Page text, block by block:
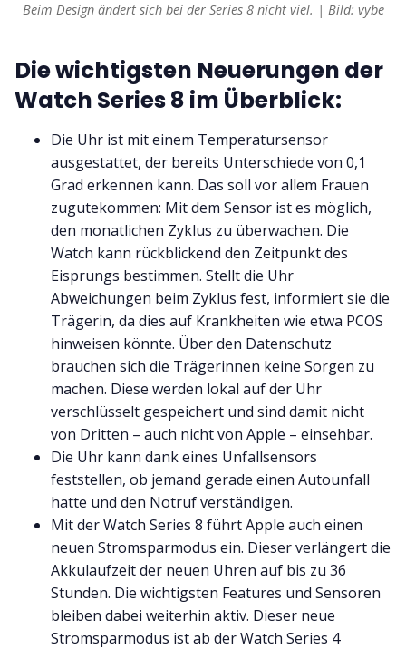
Beim Design ändert sich bei der Series 8 nicht viel. | Bild: vybe
Die wichtigsten Neuerungen der
Watch Series 8 im Überblick:
Die Uhr ist mit einem Temperatursensor
ausgestattet, der bereits Unterschiede von 0,1
Grad erkennen kann. Das soll vor allem Frauen
zugutekommen: Mit dem Sensor ist es möglich,
den monatlichen Zyklus zu überwachen. Die
Watch kann rückblickend den Zeitpunkt des
Eisprungs bestimmen. Stellt die Uhr
Abweichungen beim Zyklus fest, informiert sie die
Trägerin, da dies auf Krankheiten wie etwa PCOS
hinweisen könnte. Über den Datenschutz
brauchen sich die Trägerinnen keine Sorgen zu
machen. Diese werden lokal auf der Uhr
verschlüsselt gespeichert und sind damit nicht
von Dritten – auch nicht von Apple – einsehbar.
Die Uhr kann dank eines Unfallsensors
feststellen, ob jemand gerade einen Autounfall
hatte und den Notruf verständigen.
Mit der Watch Series 8 führt Apple auch einen
neuen Stromsparmodus ein. Dieser verlängert die
Akkulaufzeit der neuen Uhren auf bis zu 36
Stunden. Die wichtigsten Features und Sensoren
bleiben dabei weiterhin aktiv. Dieser neue
Stromsparmodus ist ab der Watch Series 4